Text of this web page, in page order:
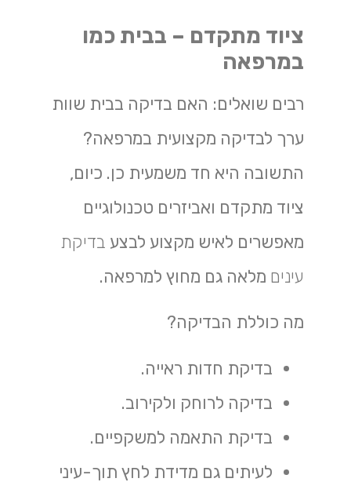
ציוד מתקדם – בבית כמו
במרפאה
רבים שואלים: האם בדיקה בבית שוות
ערך לבדיקה מקצועית במרפאה?
התשובה היא חד משמעית כן. כיום,
ציוד מתקדם ואביזרים טכנולוגיים
מאפשרים לאיש מקצוע לבצע בדיקת
עינים מלאה גם מחוץ למרפאה.
מה כוללת הבדיקה?
בדיקת חדות ראייה.
בדיקה לרוחק ולקירוב.
בדיקת התאמה למשקפיים.
לעיתים גם מדידת לחץ תוך-עיני